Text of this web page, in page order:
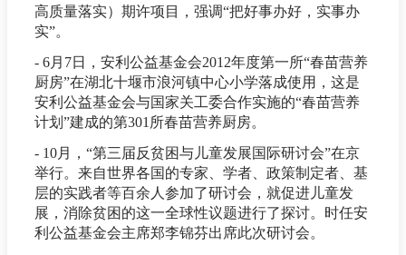
高质量落实）期许项目，强调“把好事办好，实事办
实”。
- 6月7日，安利公益基金会2012年度第一所“春苗营养
厨房”在湖北十堰市浪河镇中心小学落成使用，这是
安利公益基金会与国家关工委合作实施的“春苗营养
计划”建成的第301所春苗营养厨房。
- 10月，“第三届反贫困与儿童发展国际研讨会”在京
举行。来自世界各国的专家、学者、政策制定者、基
层的实践者等百余人参加了研讨会，就促进儿童发
展，消除贫困的这一全球性议题进行了探讨。时任安
利公益基金会主席郑李锦芬出席此次研讨会。